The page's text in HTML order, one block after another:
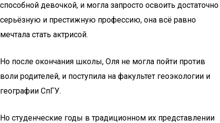
способной девочкой, и могла запросто освоить достаточно
серьёзную и престижную профессию, она всё равно
мечтала стать актрисой.
Но после окончания школы, Оля не могла пойти против
воли родителей, и поступила на факультет геоэкологии и
географии СпГУ.
Но студенческие годы в традиционном их представлении